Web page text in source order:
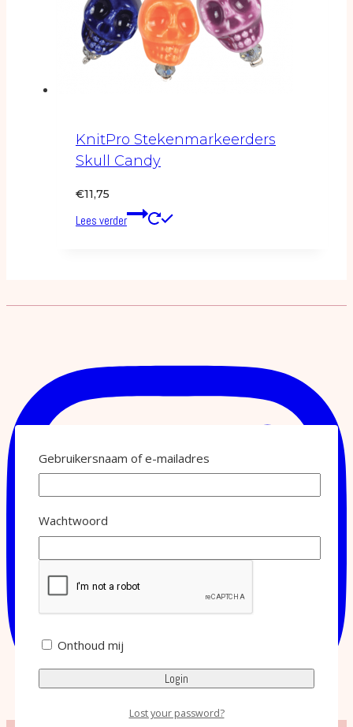
KnitPro Stekenmarkeerders
Skull Candy
€11,75
Lees verder
Gebruikersnaam of e-mailadres
Wachtwoord
Onthoud mij
Lost your password?